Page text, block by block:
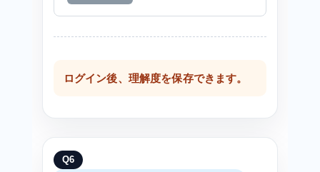
ログイン後、理解度を保存できます。
Q6